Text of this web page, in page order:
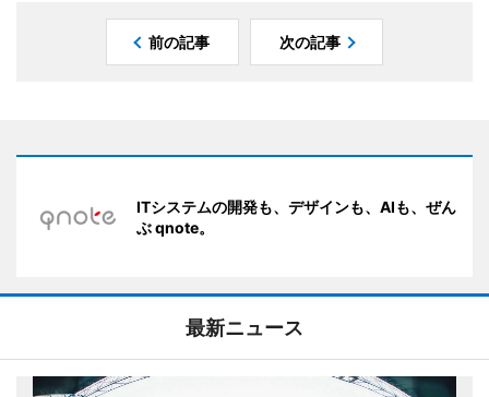
前の記事 次の記事
ITシステムの開発も、デザインも、AIも、ぜん
ぶ qnote。
最新ニュース